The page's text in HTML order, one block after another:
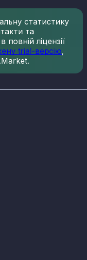
статистику
та
повній ліцензії
trial-версію,